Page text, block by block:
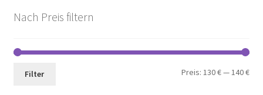
Nach Preis filtern
Min.
Filter Preis:130 €—140 €